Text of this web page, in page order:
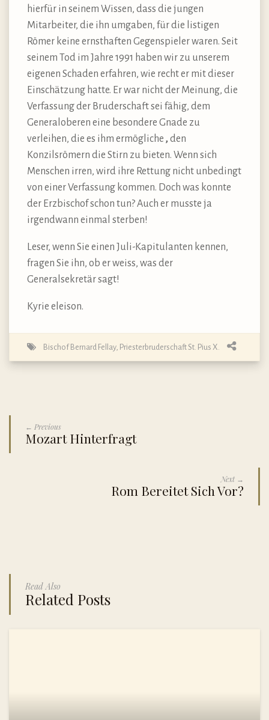
hierfür in seinem Wissen, dass die jungen
Mitarbeiter, die ihn umgaben, für die listigen
Römer keine ernsthaften Gegenspieler waren. Seit
seinem Tod im Jahre 1991 haben wir zu unserem
eigenen Schaden erfahren, wie recht er mit dieser
Einschätzung hatte. Er war nicht der Meinung, die
Verfassung der Bruderschaft sei fähig, dem
Generaloberen eine besondere Gnade zu
verleihen, die es ihm ermögliche , den
Konzilsrömern die Stirn zu bieten. Wenn sich
Menschen irren, wird ihre Rettung nicht unbedingt
von einer Verfassung kommen. Doch was konnte
der Erzbischof schon tun? Auch er musste ja
irgendwann einmal sterben!
Leser, wenn Sie einen Juli-Kapitulanten kennen,
fragen Sie ihn, ob er weiss, was der
Generalsekretär sagt!
Kyrie eleison.
Bischof Bernard Fellay, Priesterbruderschaft St. Pius X.
← Previous
Mozart Hinterfragt
Next →
Rom Bereitet Sich Vor?
Read Also
Related Posts